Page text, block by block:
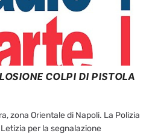
COLPI DI PISTOLA
zona Orientale di Napoli. La Polizia
per la segnalazione